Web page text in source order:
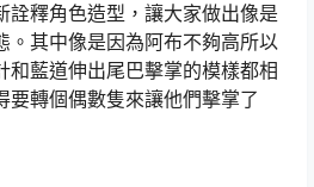
詮釋角色造型，讓大家做出像是
。其中像是因為阿布不夠高所以
和藍道伸出尾巴擊掌的模樣都相
要轉個偶數隻來讓他們擊掌了